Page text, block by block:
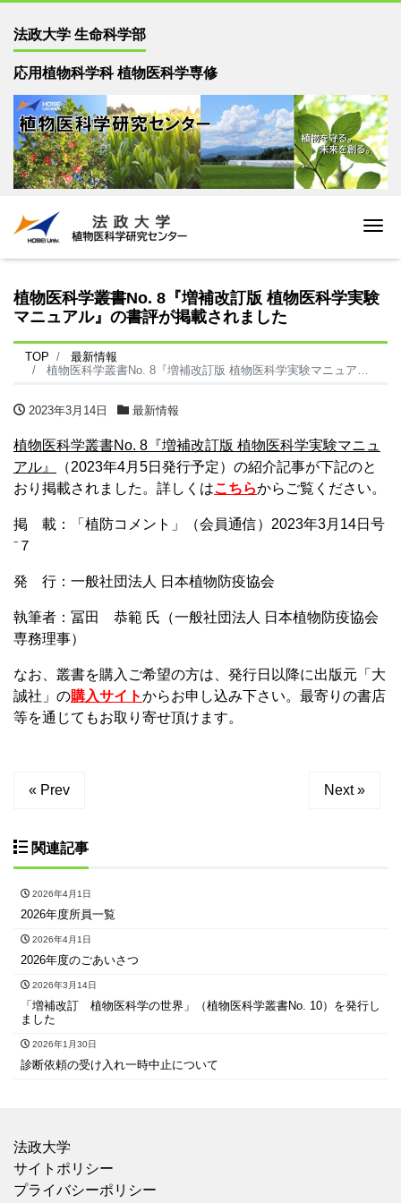
法政大学 生命科学部
応用植物科学科 植物医科学専修
植物医科学叢書No. 8『増補改訂版 植物医科学実験
マニュアル』の書評が掲載されました
TOP
最新情報
植物医科学叢書No. 8『増補改訂版 植物医科学実験マニュアル』の書評が掲載されました
2023年3月14日 最新情報
植物医科学叢書No. 8『増補改訂版 植物医科学実験マニュ
アル』
（2023年4月5日発行予定）の紹介記事が下記のと
おり掲載されました。詳しくはこちらからご覧ください。
掲 載：「植防コメント」（会員通信）2023年3月14日号
⁻７
発 行：一般社団法人 日本植物防疫協会
執筆者：冨田 恭範 氏（一般社団法人 日本植物防疫協会
専務理事）
なお、叢書を購入ご希望の方は、発行日以降に出版元「大
誠社」の購入サイトからお申し込み下さい。最寄りの書店
等を通じてもお取り寄せ頂けます。
« Prev Next »
関連記事
2026年4月1日
2026年度所員一覧
2026年4月1日
2026年度のごあいさつ
2026年3月14日
「増補改訂 植物医科学の世界」（植物医科学叢書No. 10）を発行し
ました
2026年1月30日
診断依頼の受け入れ一時中止について
法政大学
サイトポリシー
プライバシーポリシー